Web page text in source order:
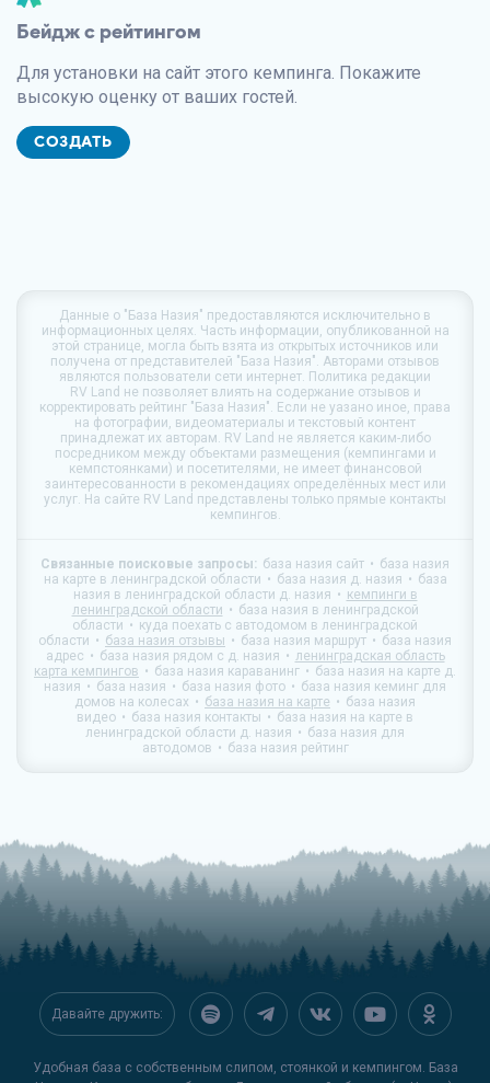
Бейдж с рейтингом
Для установки на сайт этого кемпинга. Покажите
высокую оценку от ваших гостей.
СОЗДАТЬ
Данные о "База Назия" предоставляются исключительно в
информационных целях. Часть информации, опубликованной на
этой странице, могла быть взята из открытых источников или
получена от представителей "База Назия". Авторами отзывов
являются пользователи сети интернет. Политика редакции
RV Land не позволяет влиять на содержание отзывов и
корректировать рейтинг "База Назия". Если не уазано иное, права
на фотографии, видеоматериалы и текстовый контент
принадлежат их авторам. RV Land не является каким-либо
посредником между объектами размещения (кемпингами и
кемпстоянками) и посетителями, не имеет финансовой
заинтересованности в рекомендациях определённых мест или
услуг. На сайте RV Land представлены только прямые контакты
кемпингов.
Связанные поисковые запросы: база назия сайт
база назия
на карте в ленинградской области
база назия д. назия
база
назия в ленинградской области д. назия
кемпинги в
ленинградской области
база назия в ленинградской
области
куда поехать с автодомом в ленинградской
области
база назия отзывы база назия маршрут
база назия
адрес
база назия рядом с д. назия
ленинградская область
карта кемпингов
база назия караванинг
база назия на карте д.
назия
база назия база назия фото
база назия кеминг для
домов на колесах
база назия на карте
база назия
видео
база назия контакты
база назия на карте в
ленинградской области д. назия
база назия для
автодомов
база назия рейтинг
Давайте дружить:
Удобная база с собственным слипом, стоянкой и кемпингом. База